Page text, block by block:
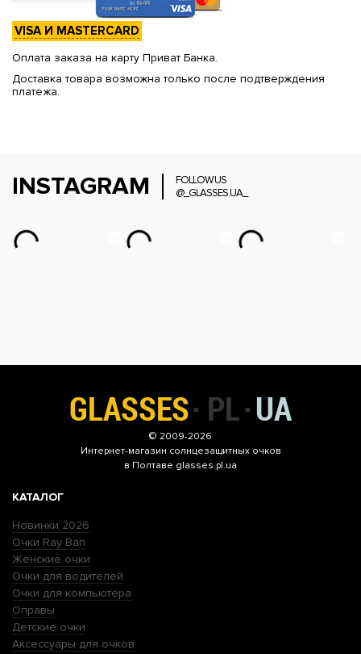
VISA И MASTERCARD
Оплата заказа на карту Приват Банка.
Доставка товара возможна только после подтверждения
платежа.
INSTAGRAM
FOLLOW US
@_GLASSES.UA_
© 2009-2026
Интернет-магазин солнцезащитных очков
в Полтаве glasses.pl.ua
КАТАЛОГ
Новинки 2026
Очки Ray Ban
Женские очки
Очки для водителей
Очки для компьютера
Оправы
Детские очки
Аксессуары для очков